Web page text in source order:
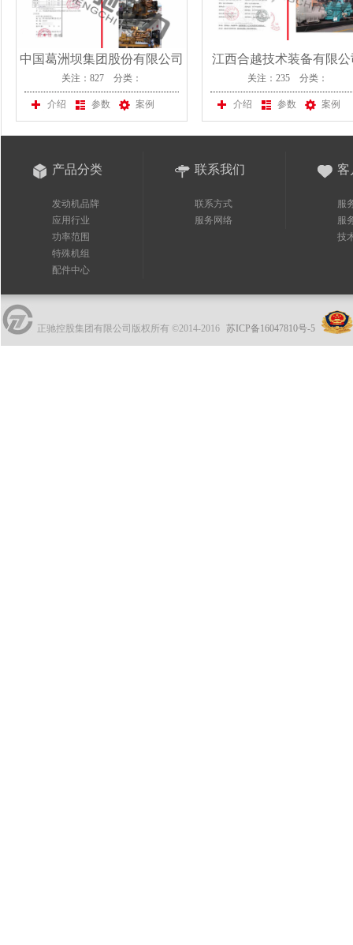
中国葛洲坝集团股份有限公司
在我公司采购一台800KW济柴
发电机组
关注：827 分类：
介绍 参数 案例
江西合越技术装备有限公
关注：235 分类：
介绍 参数 案例
产品分类
发动机品牌
应用行业
功率范围
特殊机组
配件中心
联系我们
联系方式
服务网络
客
服
服
技
正驰控股集团有限公司版权所有 ©2014-2016 苏ICP备16047810号-5